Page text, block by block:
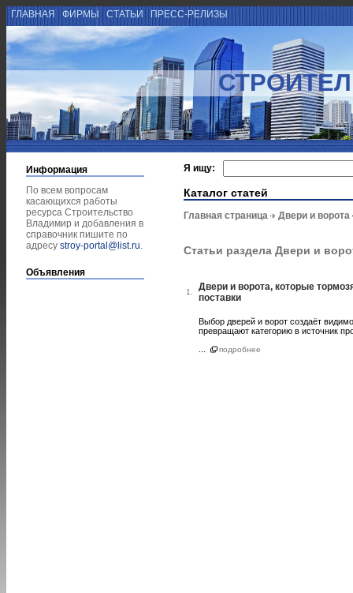
ГЛАВНАЯ ФИРМЫ СТАТЬИ ПРЕСС-РЕЛИЗЫ
Информация
По всем вопросам
касающихся работы
ресурса Строительство
Владимир и добавления в
справочник пишите по
адресу stroy-portal@list.ru.
Объявления
Я ищу:
Каталог статей
Главная страница Двери и ворота
Статьи раздела Двери и
1.
Двери и ворота, которые
поставки
Выбор дверей и ворот создаёт
превращают категорию в источник
подробнее